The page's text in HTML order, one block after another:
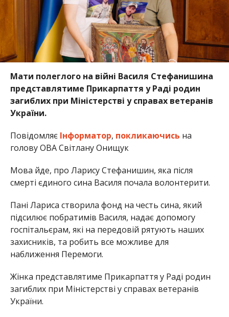
Мати полеглого на війні Василя Стефанишина
представлятиме Прикарпаття у Раді родин
загиблих при Міністерстві у справах ветеранів
України.
Повідомляє Інформатор, покликаючись на
голову ОВА Світлану Онищук
Мова йде, про Ларису Стефанишин, яка після
смерті єдиного сина Василя почала волонтерити.
Пані Лариса створила фонд на честь сина, який
підсилює побратимів Василя, надає допомогу
госпітальєрам, які на передовій рятують наших
захисників, та робить все можливе для
наближення Перемоги.
Жінка представлятиме Прикарпаття у Раді родин
загиблих при Міністерстві у справах ветеранів
України.